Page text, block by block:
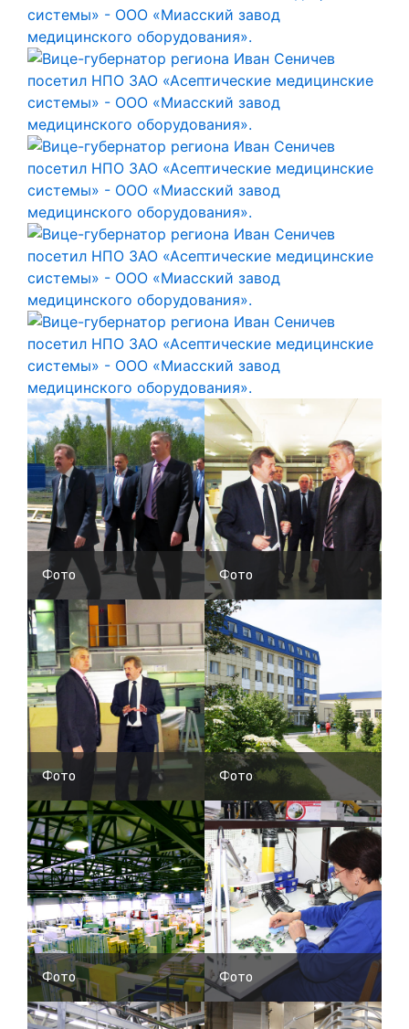
Фото Фото
Фото Фото
Фото Фото